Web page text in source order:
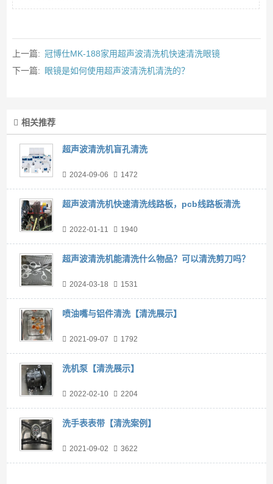
上一篇: 冠博仕MK-188家用超声波清洗机快速清洗眼镜
下一篇:
眼镜是如何使用超声波清洗机清洗的？
相关推荐
超声波清洗机盲孔清洗
2024-09-06 1472
超声波清洗机快速清洗线路板，pcb线路板清洗
2022-01-11 1940
超声波清洗机能清洗什么物品？可以清洗剪刀吗？
2024-03-18 1531
喷油嘴与铝件清洗【清洗展示】
2021-09-07 1792
洗机泵【清洗展示】
2022-02-10 2204
洗手表表带【清洗案例】
2021-09-02 3622